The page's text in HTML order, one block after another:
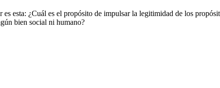
es esta: ¿Cuál es el propósito de impulsar la legitimidad de los
bien social ni humano?